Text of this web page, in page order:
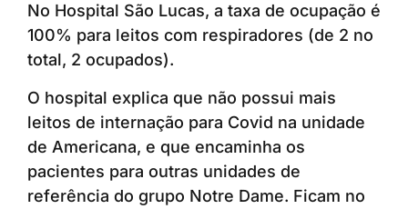
No Hospital São Lucas, a taxa de ocupação é
100% para leitos com respiradores (de 2 no
total, 2 ocupados).
O hospital explica que não possui mais
leitos de internação para Covid na unidade
de Americana, e que encaminha os
pacientes para outras unidades de
referência do grupo Notre Dame. Ficam no